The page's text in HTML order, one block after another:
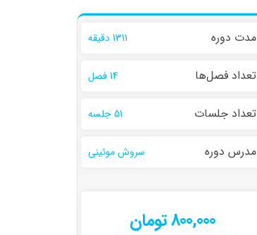
مدت دوره 1311 دقیقه
تعداد فصل‌ها 14 فصل
تعداد جلسات 51 جلسه
مدرس دوره سروش موئینی
800,000 تومان